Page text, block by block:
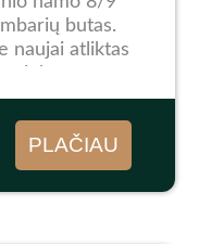
butas.
naujai atliktas
PLAČIAU